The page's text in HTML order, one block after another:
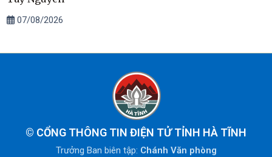
07/08/2026
© CỔNG THÔNG TIN ĐIỆN TỬ TỈNH HÀ TĨNH
Trưởng Ban biên tập: Chánh Văn phòng